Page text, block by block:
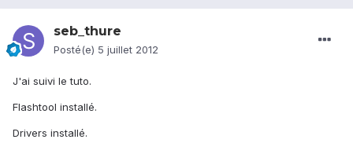
seb_thure
Posté(e) 5 juillet 2012
J'ai suivi le tuto.
Flashtool installé.
Drivers installé.